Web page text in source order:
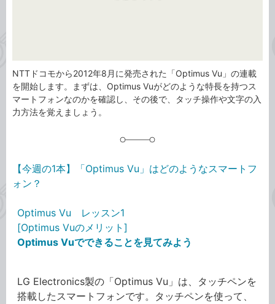
NTTドコモから2012年8月に発売された「Optimus Vu」の連載
を開始します。まずは、Optimus Vuがどのような特長を持つス
マートフォンなのかを確認し、その後で、タッチ操作や文字の入
力方法を覚えましょう。
【今週の1本】「Optimus Vu」はどのようなスマートフ
ォン？
Optimus Vu レッスン1
[Optimus Vuのメリット]
Optimus Vuでできることを見てみよう
LG Electronics製の「Optimus Vu」は、タッチペンを
搭載したスマートフォンです。タッチペンを使って、